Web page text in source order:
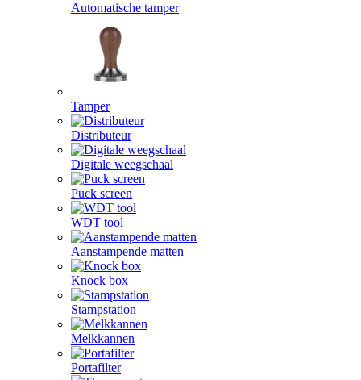
Automatische tamper
Tamper
Distributeur
Digitale weegschaal
Puck screen
WDT tool
Aanstampende matten
Knock box
Stampstation
Melkkannen
Portafilter